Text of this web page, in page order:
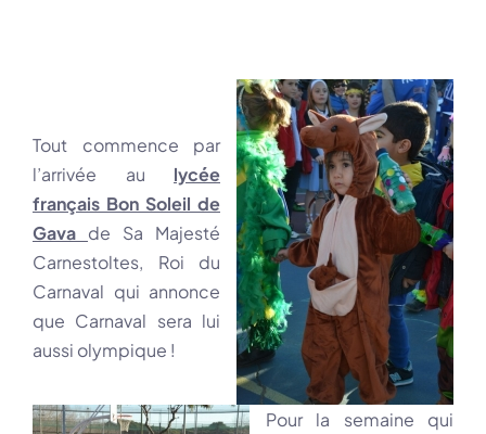
Tout commence par
l’arrivée au lycée
français Bon Soleil de
Gava de Sa Majesté
Carnestoltes, Roi du
Carnaval qui annonce
que Carnaval sera lui
aussi olympique !
Pour la semaine qui